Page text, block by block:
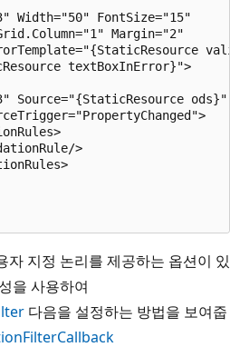
Width="50" FontSize="15"
Margin="2"
textBoxInError}">
Source="{StaticResource ods}"
>
자 지정 논리를 제공하는 옵션이 있
을 사용하여
다음을 설정하는 방법을 보여줍